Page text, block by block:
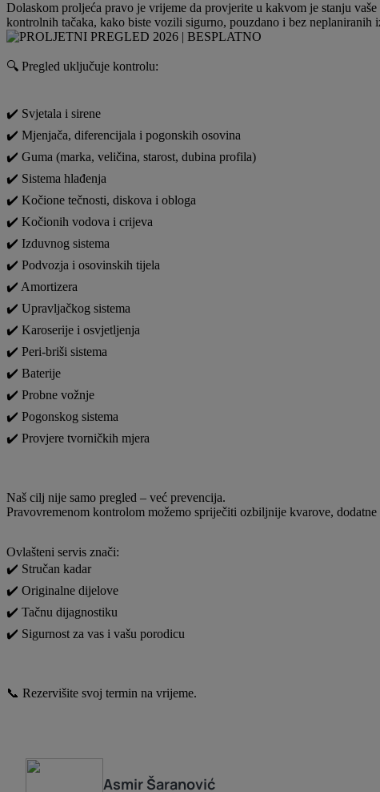
Dolaskom proljeća pravo je vrijeme da provjerite u kakvom je stanju
kontrolnih tačaka, kako biste vozili sigurno, pouzdano i bez neplaniranih
🔍 Pregled uključuje kontrolu:
✔️ Svjetala i sirene
✔️ Mjenjača, diferencijala i pogonskih osovina
✔️ Guma (marka, veličina, starost, dubina profila)
✔️ Sistema hlađenja
✔️ Kočione tečnosti, diskova i obloga
✔️ Kočionih vodova i crijeva
✔️ Izduvnog sistema
✔️ Podvozja i osovinskih tijela
✔️ Amortizera
✔️ Upravljačkog sistema
✔️ Karoserije i osvjetljenja
✔️ Peri-briši sistema
✔️ Baterije
✔️ Probne vožnje
✔️ Pogonskog sistema
✔️ Provjere tvorničkih mjera
Naš cilj nije samo pregled – već prevencija.
Pravovremenom kontrolom možemo spriječiti ozbiljnije kvarove,
Ovlašteni servis znači:
✔️ Stručan kadar
✔️ Originalne dijelove
✔️ Tačnu dijagnostiku
✔️ Sigurnost za vas i vašu porodicu
📞 Rezervišite svoj termin na vrijeme.
Asmir Šaranović